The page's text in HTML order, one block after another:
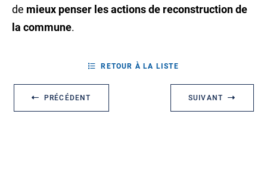
de mieux penser les actions de reconstruction de
la commune.
PRÉCÉDENT
RETOUR À LA LISTE
SUIVANT